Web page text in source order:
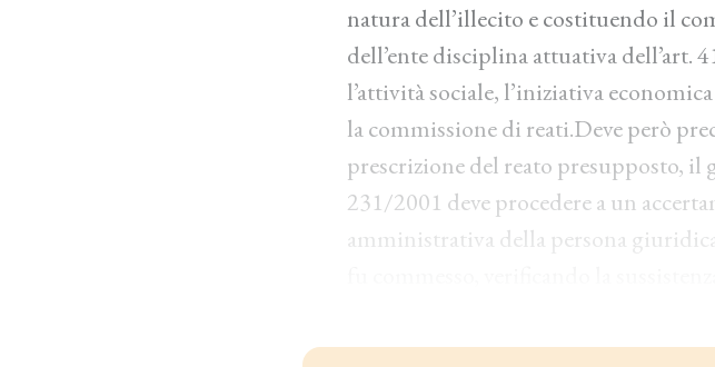
natura dell’illecito e costituendo il
dell’ente disciplina attuativa dell’art.
l’attività sociale, l’iniziativa
la commissione di reati.Deve però
prescrizione del reato presupposto, il
231/2001 deve procedere a un
amministrativa della persona